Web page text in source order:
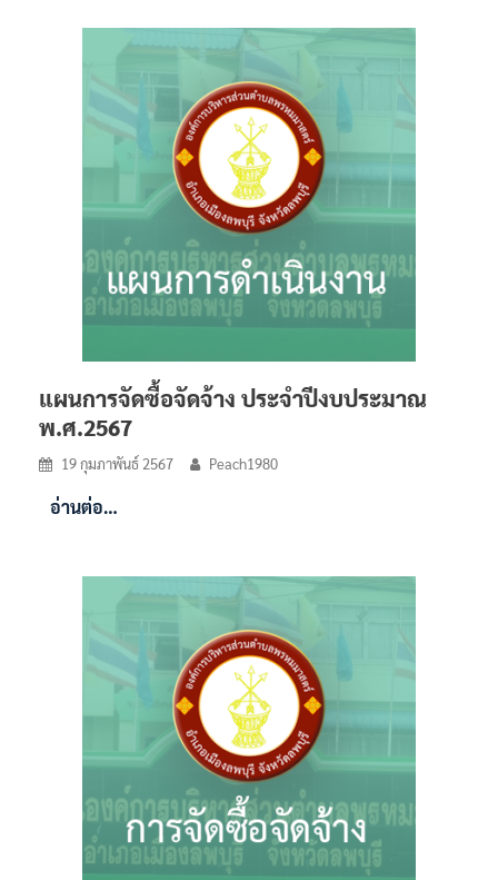
แผนการจัดซื้อจัดจ้าง ประจำปีงบประมาณ
พ.ศ.2567
19 กุมภาพันธ์ 2567 Peach1980
อ่านต่อ…